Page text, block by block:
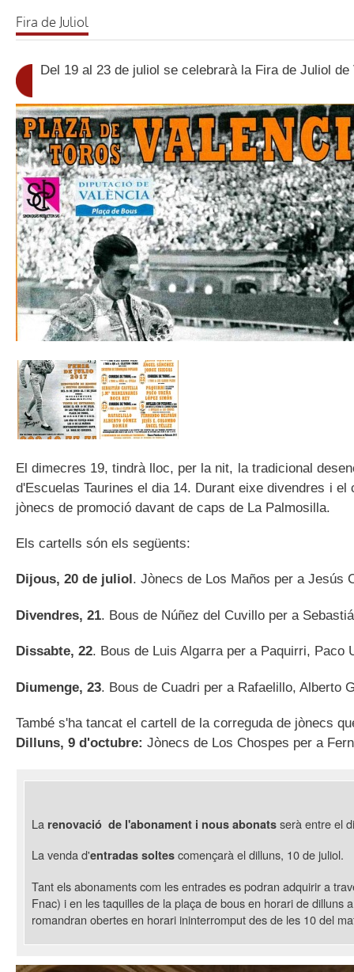
Fira de Juliol
Del 19 al 23 de juliol se celebrarà la Fira de Juliol
El dimecres 19, tindrà lloc, per la nit, la tradicional
d'Escuelas Taurines el dia 14. Durant eixe divendres i
jònecs de promoció davant de caps de La Palmosilla.
Els cartells són els següents:
Dijous, 20 de juliol . Jònecs de Los Maños per a Jesús
Divendres, 21. Bous de Núñez del Cuvillo per a
Dissabte, 22. Bous de Luis Algarra per a Paquirri, Paco
Diumenge, 23. Bous de Cuadri per a Rafaelillo, Alberto
També s'ha tancat el cartell de la correguda de jònecs
Dilluns, 9 d'octubre: Jònecs de Los Chospes per a
La renovació de l'abonament i nous abonats serà entre el
La venda d'entradas soltes començarà el dilluns, 10 de juliol.
Tant els abonaments com les entrades es podran adquirir a
Fnac) i en les taquilles de la plaça de bous en horari de
romandran obertes en horari ininterromput des de les 10 del